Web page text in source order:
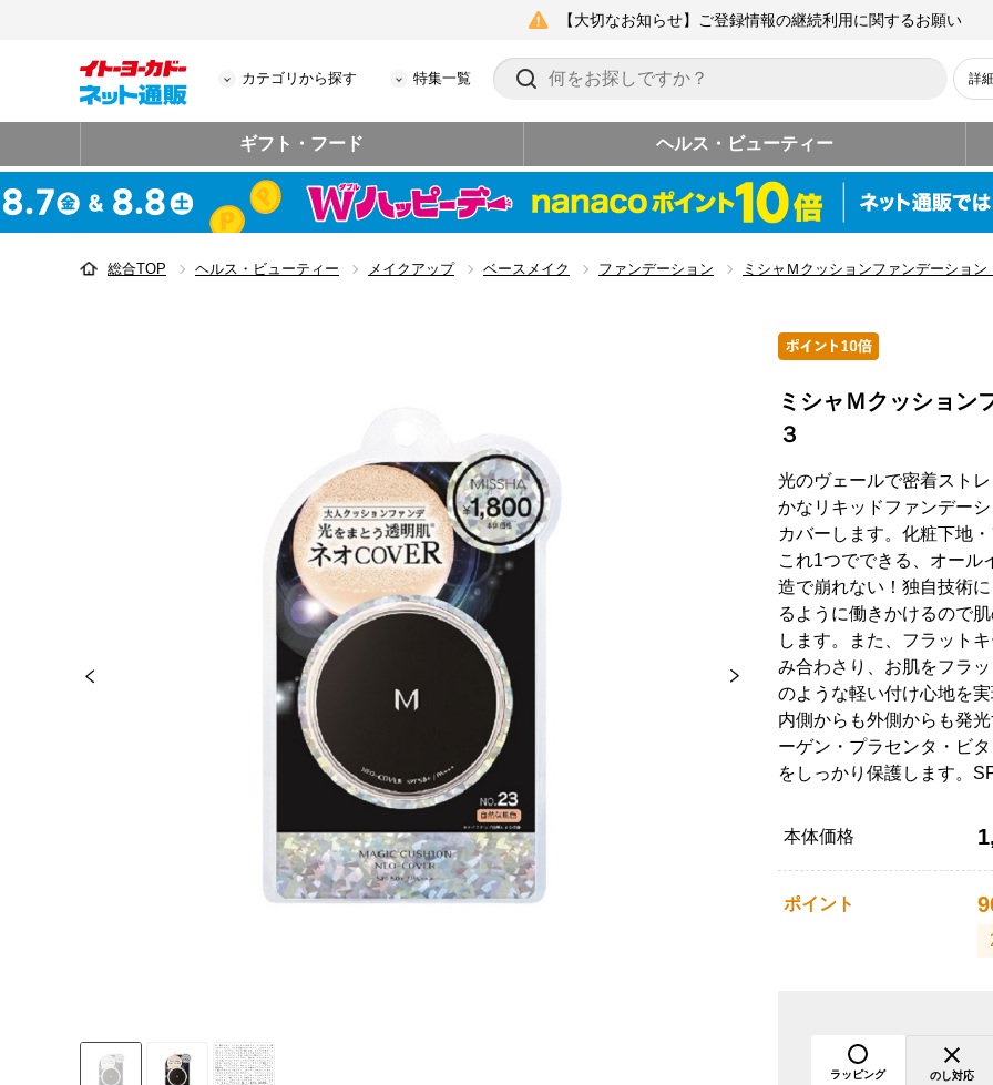
【大切なお知らせ】ご登録情報の継続利用に関するお願い
カテゴリから探す 特集一覧 詳
ギフト・フード ヘルス・ビューティー
総合TOP ヘルス・ビューティー メイクアップ ベースメイク ファンデーション ミシャＭクッションファンデーショ
ミシャＭクッション
３
光のヴェールで密着スト
かなリキッドファンデー
カバーします。化粧下地
これ1つでできる、オール
造で崩れない！独自技術
るように働きかけるので
します。また、フラット
み合わさり、お肌をフラ
のような軽い付け心地を
内側からも外側からも発
ーゲン・プラセンタ・ビ
をしっかり保護します。
本体価格
ポイント
ラッピング のし対応